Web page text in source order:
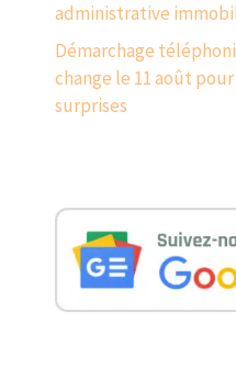
administrative
Démarchage
change le 11 août
surprises